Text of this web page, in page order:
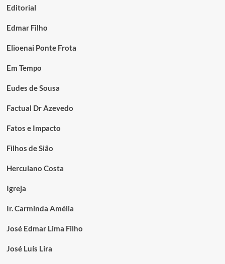
Editorial
Edmar Filho
Elioenai Ponte Frota
Em Tempo
Eudes de Sousa
Factual Dr Azevedo
Fatos e Impacto
Filhos de Sião
Herculano Costa
Igreja
Ir. Carminda Amélia
José Edmar Lima Filho
José Luís Lira